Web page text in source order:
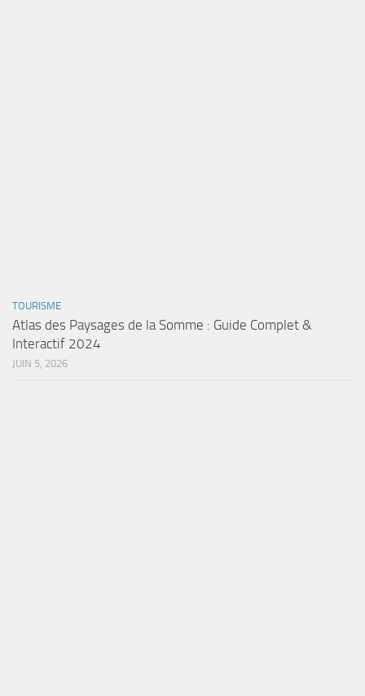
TOURISME
Atlas des Paysages de la Somme : Guide Complet &
Interactif 2024
JUIN 5, 2026